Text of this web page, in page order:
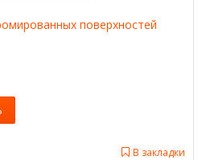
поверхностей
В закладки